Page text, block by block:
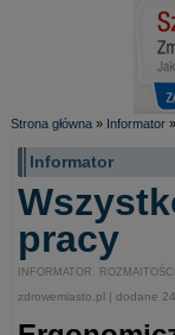
Strona główna » Informator »
Informator
pracy
INFORMATOR. ROZMAITOŚCI
zdrowemiasto.pl | dodane